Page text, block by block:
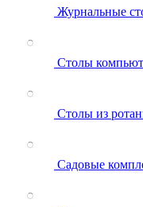
Журнальные
Столы
Столы из
Садовые